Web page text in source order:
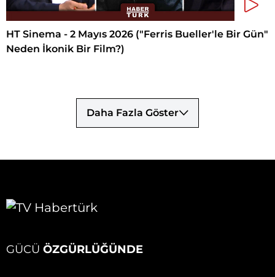
HT Sinema - 2 Mayıs 2026 ("Ferris Bueller'le Bir Gün"
Neden İkonik Bir Film?)
Daha Fazla Göster
GÜCÜ ÖZGÜRLÜĞÜNDE